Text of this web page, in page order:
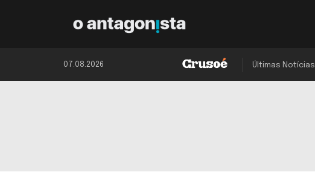
07.08.2026 Últimas Notícias